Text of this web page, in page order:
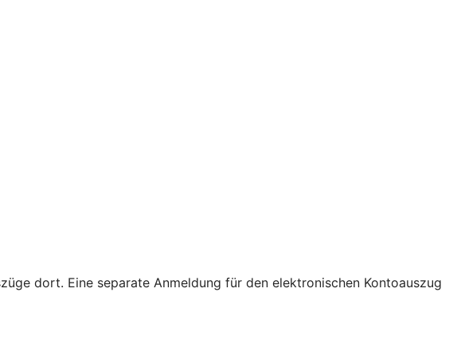
dort. Eine separate Anmeldung für den elektronischen Kontoauszug